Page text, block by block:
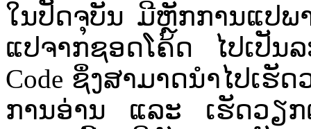
ໃນ​ປັດຈຸບັນ​ ມີ​ຫຼັກ​ການ​ແປ​ພ
ແປ​ຈາກ​ຊອດໂຄ້ດ​ ໄປ​ເປັນ​
Code ຊຶ່ງ​ສາມາດ​ນຳ​ໄປ​ເຮັ
ການ​ອ່ານ​ ແລະ ​ເຮັດວຽ